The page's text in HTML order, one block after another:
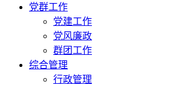
党群工作
党建工作
党风廉政
群团工作
综合管理
行政管理